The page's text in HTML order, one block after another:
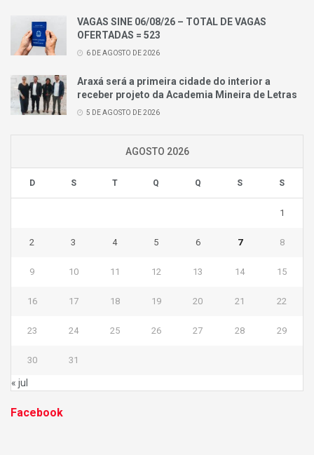
VAGAS SINE 06/08/26 – TOTAL DE VAGAS
OFERTADAS = 523
6 DE AGOSTO DE 2026
Araxá será a primeira cidade do interior a
receber projeto da Academia Mineira de Letras
5 DE AGOSTO DE 2026
AGOSTO 2026
D S T Q Q S S
1
2 3 4 5 6 7 8
9 10 11 12 13 14 15
16 17 18 19 20 21 22
23 24 25 26 27 28 29
30 31
« jul
Facebook